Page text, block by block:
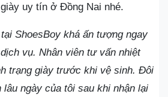
uy tín ở Đồng Nai nhé.
ShoesBoy khá ấn tượng ngay
vụ. Nhân viên tư vấn nhiệt
trạng giày trước khi vệ sinh. Đôi
lâu ngày của tôi sau khi nhận lại